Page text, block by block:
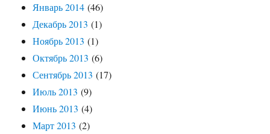
Январь 2014 (46)
Декабрь 2013 (1)
Ноябрь 2013 (1)
Октябрь 2013 (6)
Сентябрь 2013 (17)
Июль 2013 (9)
Июнь 2013 (4)
Март 2013 (2)